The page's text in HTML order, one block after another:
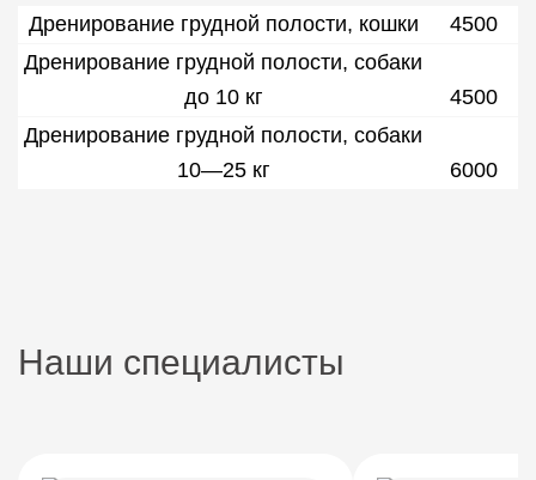
Дренирование грудной полости, кошки
4500
Дренирование грудной полости, собаки
до 10 кг
4500
Дренирование грудной полости, собаки
10—25 кг
6000
Наши специалисты